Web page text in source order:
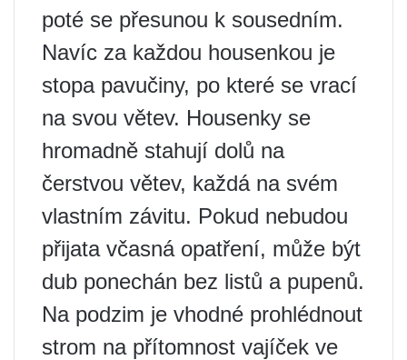
poté se přesunou k sousedním.
Navíc za každou housenkou je
stopa pavučiny, po které se vrací
na svou větev. Housenky se
hromadně stahují dolů na
čerstvou větev, každá na svém
vlastním závitu. Pokud nebudou
přijata včasná opatření, může být
dub ponechán bez listů a pupenů.
Na podzim je vhodné prohlédnout
strom na přítomnost vajíček ve